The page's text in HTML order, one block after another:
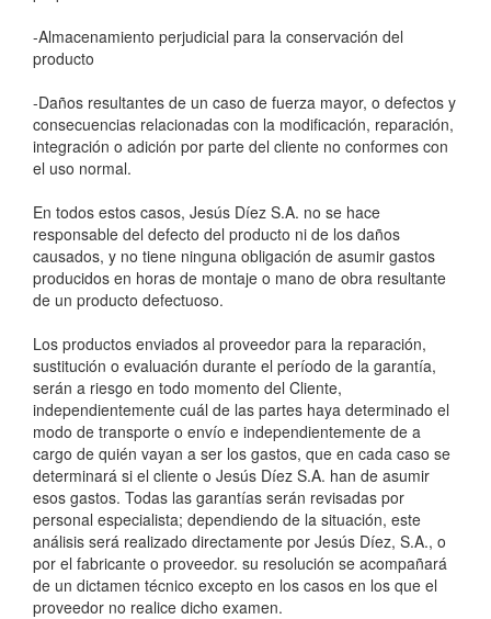
-Almacenamiento perjudicial para la conservación del
producto
-Daños resultantes de un caso de fuerza mayor, o defectos y
consecuencias relacionadas con la modificación, reparación,
integración o adición por parte del cliente no conformes con
el uso normal.
En todos estos casos, Jesús Díez S.A. no se hace
responsable del defecto del producto ni de los daños
causados, y no tiene ninguna obligación de asumir gastos
producidos en horas de montaje o mano de obra resultante
de un producto defectuoso.
Los productos enviados al proveedor para la reparación,
sustitución o evaluación durante el período de la garantía,
serán a riesgo en todo momento del Cliente,
independientemente cuál de las partes haya determinado el
modo de transporte o envío e independientemente de a
cargo de quién vayan a ser los gastos, que en cada caso se
determinará si el cliente o Jesús Díez S.A. han de asumir
esos gastos. Todas las garantías serán revisadas por
personal especialista; dependiendo de la situación, este
análisis será realizado directamente por Jesús Díez, S.A., o
por el fabricante o proveedor. su resolución se acompañará
de un dictamen técnico excepto en los casos en los que el
proveedor no realice dicho examen.